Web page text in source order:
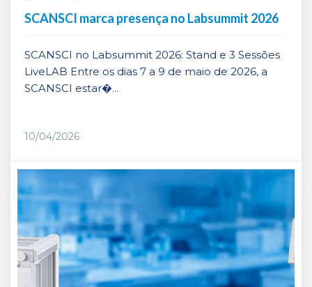
SCANSCI marca presença no Labsummit 2026
SCANSCI no Labsummit 2026: Stand e 3 Sessões
LiveLAB Entre os dias 7 a 9 de maio de 2026, a
SCANSCI estar�...
10/04/2026